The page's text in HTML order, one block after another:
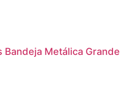
Bandeja Metálica Grande